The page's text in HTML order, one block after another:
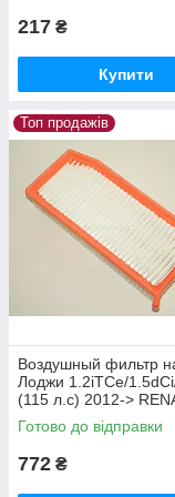
217 ₴
Купити
Топ продажів
Воздушный фильтр
Лоджи 1.2iTCe/
(115 л.с) 2012->
(Оригинал)
Готово до відправки
772 ₴